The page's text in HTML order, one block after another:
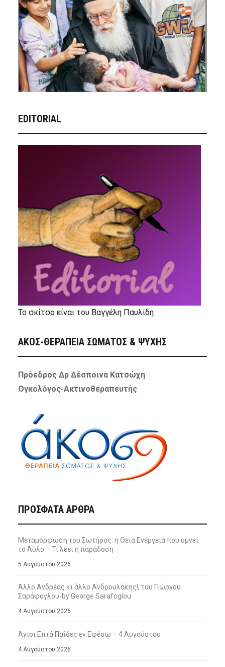
EDITORIAL
Το σκίτσο είναι του Βαγγέλη Παυλίδη
ΑΚΟΣ-ΘΕΡΑΠΕΙΑ ΣΩΜΑΤΟΣ & ΨΥΧΗΣ
Πρόεδρος Δρ Δέσποινα Κατσώχη
Ογκολόγος-Ακτινοθεραπευτής
ΠΡΌΣΦΑΤΑ ΆΡΘΡΑ
Μεταμόρφωση του Σωτήρος: η Θεία Ενέργεια που υμνεί
το Άϋλο – Τι λέει η παράδοση
5 Αυγούστου 2026
Άλλο Ανδρέας κι άλλο Ανδρουλάκης!, του Γιώργου
Σαράφογλου-by George Sarafoglou
4 Αυγούστου 2026
Άγιοι Επτά Παίδες εν Εφέσω – 4 Αυγούστου
4 Αυγούστου 2026